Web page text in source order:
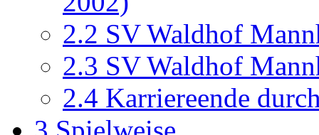
2.2 SV Waldhof
2.3 SV Waldhof
2.4 Karriereende